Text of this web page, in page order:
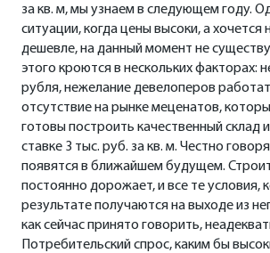
за кв. м, мы узнаем в следующем году.
ситуации, когда цены высоки, а
дешевле, на данный момент не
этого кроются в нескольких факторах:
рубля, нежелание девелоперов
отсутствие на рынке меценатов,
готовы построить качественный склад
ставке 3 тыс. руб. за кв. м. Честно
появятся в ближайшем будущем.
постоянно дорожает, и все те условия,
результате получаются на выходе из
как сейчас принято говорить,
Потребительский спрос, каким бы